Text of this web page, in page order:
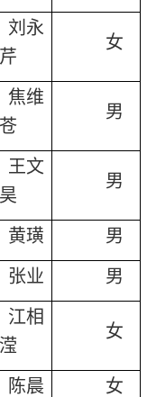
刘永
芹
女
焦维
苍
男
王文
昊
男
黄璜 男
张业 男
江相
滢
女
陈晨 女